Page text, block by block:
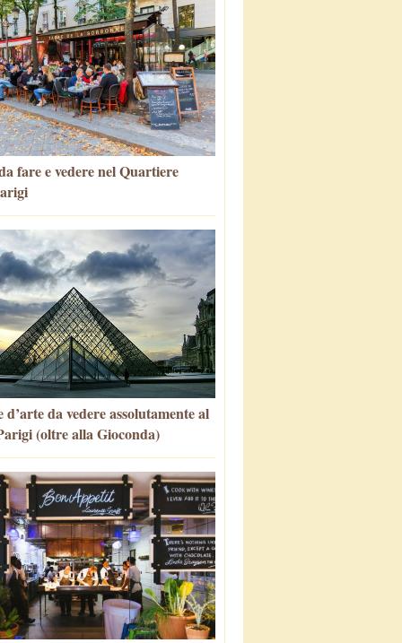
fare e vedere nel Quartiere
d’arte da vedere assolutamente al
(oltre alla Gioconda)